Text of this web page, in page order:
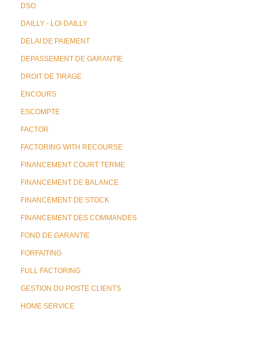
DSO
DAILLY - LOI DAILLY
DELAI DE PAIEMENT
DEPASSEMENT DE GARANTIE
DROIT DE TIRAGE
ENCOURS
ESCOMPTE
FACTOR
FACTORING WITH RECOURSE
FINANCEMENT COURT TERME
FINANCEMENT DE BALANCE
FINANCEMENT DE STOCK
FINANCEMENT DES COMMANDES
FOND DE GARANTIE
FORFAITING
FULL FACTORING
GESTION DU POSTE CLIENTS
HOME SERVICE